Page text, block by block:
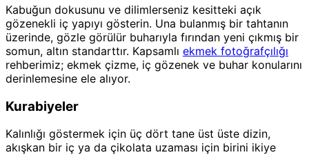
Kabuğun dokusunu ve dilimlerseniz kesitteki açık
gözenekli iç yapıyı gösterin. Una bulanmış bir tahtanın
üzerinde, gözle görülür buharıyla fırından yeni çıkmış bir
somun, altın standarttır. Kapsamlı ekmek fotoğrafçılığı
rehberimiz; ekmek çizme, iç gözenek ve buhar konularını
derinlemesine ele alıyor.
Kurabiyeler
Kalınlığı göstermek için üç dört tane üst üste dizin,
akışkan bir iç ya da çikolata uzaması için birini ikiye